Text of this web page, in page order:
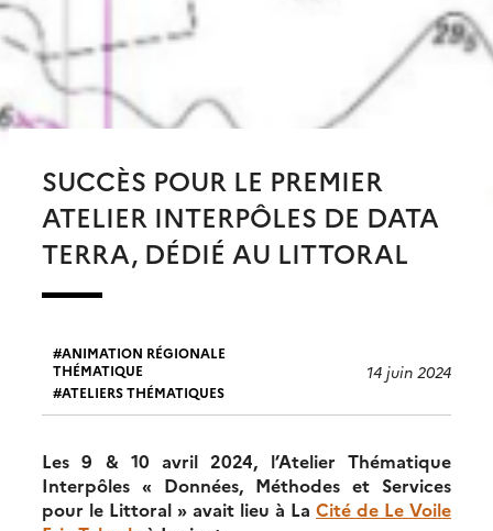
SUCCÈS POUR LE PREMIER
ATELIER INTERPÔLES DE DATA
TERRA, DÉDIÉ AU LITTORAL
ANIMATION RÉGIONALE
THÉMATIQUE
ATELIERS THÉMATIQUES
14 juin 2024
Les 9 & 10 avril 2024, l’Atelier Thématique
Interpôles « Données, Méthodes et Services
pour le Littoral » avait lieu à La Cité de Le Voile